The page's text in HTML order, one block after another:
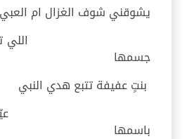
يشوقني شوف الغزال ام العبي
اللي تغطي
جسمها
بنتٍ عفيفة تتبع هدي النبي
عيّت تعلّم
باسمها